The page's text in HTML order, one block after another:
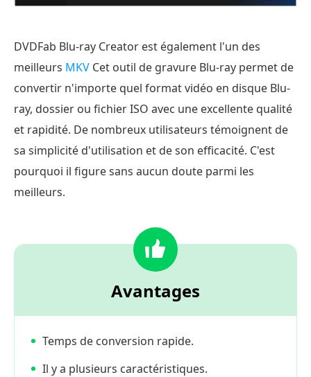
DVDFab Blu-ray Creator est également l'un des
meilleurs MKV Cet outil de gravure Blu-ray permet de
convertir n'importe quel format vidéo en disque Blu-
ray, dossier ou fichier ISO avec une excellente qualité
et rapidité. De nombreux utilisateurs témoignent de
sa simplicité d'utilisation et de son efficacité. C'est
pourquoi il figure sans aucun doute parmi les
meilleurs.
Avantages
Temps de conversion rapide.
Il y a plusieurs caractéristiques.